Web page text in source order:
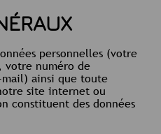
personnelles (votre
votre numéro de
ainsi que toute
site internet ou
constituent des données